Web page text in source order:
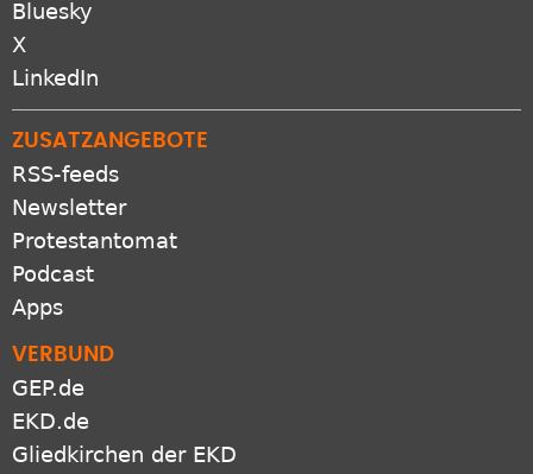
Bluesky
X
LinkedIn
ZUSATZANGEBOTE
RSS-feeds
Newsletter
Protestantomat
Podcast
Apps
VERBUND
GEP.de
EKD.de
Gliedkirchen der EKD